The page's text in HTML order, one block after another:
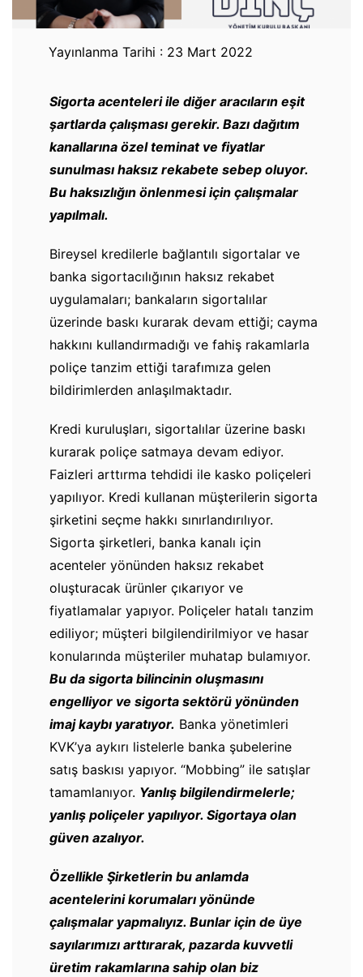
Yayınlanma Tarihi : 23 Mart 2022
Sigorta acenteleri ile diğer aracıların eşit
şartlarda çalışması gerekir. Bazı dağıtım
kanallarına özel teminat ve fiyatlar
sunulması haksız rekabete sebep oluyor.
Bu haksızlığın önlenmesi için çalışmalar
yapılmalı.
Bireysel kredilerle bağlantılı sigortalar ve
banka sigortacılığının haksız rekabet
uygulamaları; bankaların sigortalılar
üzerinde baskı kurarak devam ettiği; cayma
hakkını kullandırmadığı ve fahiş rakamlarla
poliçe tanzim ettiği tarafımıza gelen
bildirimlerden anlaşılmaktadır.
Kredi kuruluşları, sigortalılar üzerine baskı
kurarak poliçe satmaya devam ediyor.
Faizleri arttırma tehdidi ile kasko poliçeleri
yapılıyor. Kredi kullanan müşterilerin sigorta
şirketini seçme hakkı sınırlandırılıyor.
Sigorta şirketleri, banka kanalı için
acenteler yönünden haksız rekabet
oluşturacak ürünler çıkarıyor ve
fiyatlamalar yapıyor. Poliçeler hatalı tanzim
ediliyor; müşteri bilgilendirilmiyor ve hasar
konularında müşteriler muhatap bulamıyor.
Bu da sigorta bilincinin oluşmasını
engelliyor ve sigorta sektörü yönünden
imaj kaybı yaratıyor. Banka yönetimleri
KVK’ya aykırı listelerle banka şubelerine
satış baskısı yapıyor. “Mobbing” ile satışlar
tamamlanıyor. Yanlış bilgilendirmelerle;
yanlış poliçeler yapılıyor. Sigortaya olan
güven azalıyor.
Özellikle Şirketlerin bu anlamda
acentelerini korumaları yönünde
çalışmalar yapmalıyız. Bunlar için de üye
sayılarımızı arttırarak, pazarda kuvvetli
üretim rakamlarına sahip olan biz